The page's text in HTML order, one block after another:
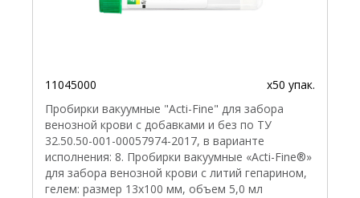
11045000
x50 упак.
Пробирки вакуумные "Acti-Fine" для забора
венозной крови с добавками и без по ТУ
32.50.50-001-00057974-2017, в варианте
исполнения: 8. Пробирки вакуумные «Acti-Fine®»
для забора венозной крови с литий гепарином,
гелем: размер 13х100 мм, объем 5,0 мл